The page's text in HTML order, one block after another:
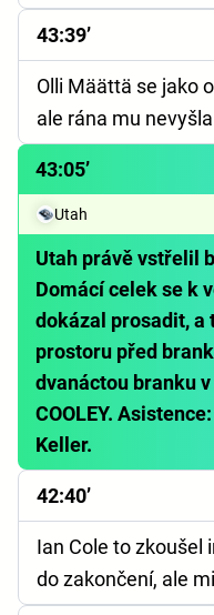
43:39’
Olli Määttä se jako
ale rána mu
43:05’
Utah
Utah právě vstřelil
Domácí celek se k
dokázal prosadit, a
prostoru před
dvanáctou branku v
COOLEY.
Keller.
42:40’
Ian Cole to zkoušel
do zakončení, ale